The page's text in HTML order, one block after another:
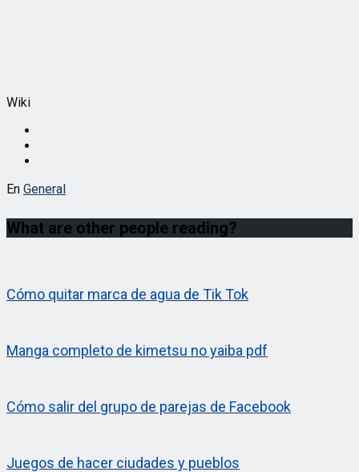
Wiki
En General
What are other people reading?
Cómo quitar marca de agua de Tik Tok
Manga completo de kimetsu no yaiba pdf
Cómo salir del grupo de parejas de Facebook
Juegos de hacer ciudades y pueblos